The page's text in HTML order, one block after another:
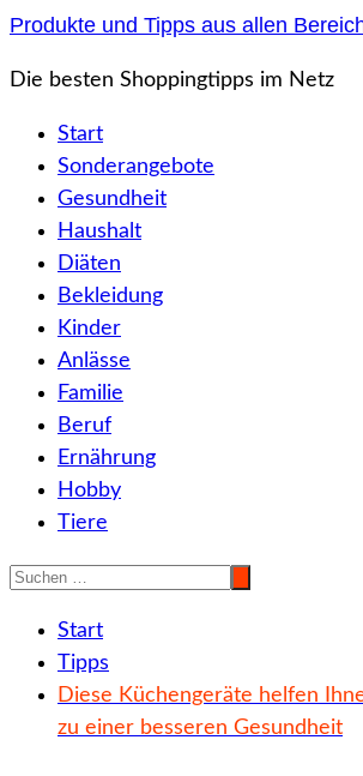
Zum
springen
Produkte und Tipps aus allen
Die besten Shoppingtipps im Netz
Start
Sonderangebote
Gesundheit
Haushalt
Diäten
Bekleidung
Kinder
Anlässe
Familie
Beruf
Ernährung
Hobby
Tiere
Start
Tipps
Diese Küchengeräte helfen
zu einer besseren Gesundheit